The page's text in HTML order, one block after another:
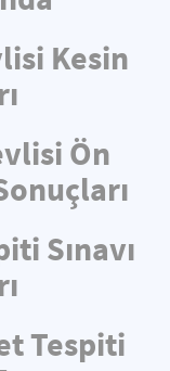
Kesin
Ön
Sınavı
Tespiti